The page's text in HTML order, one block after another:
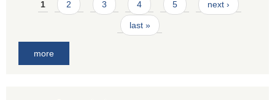
1 2 3 4 5 next ›
last »
more